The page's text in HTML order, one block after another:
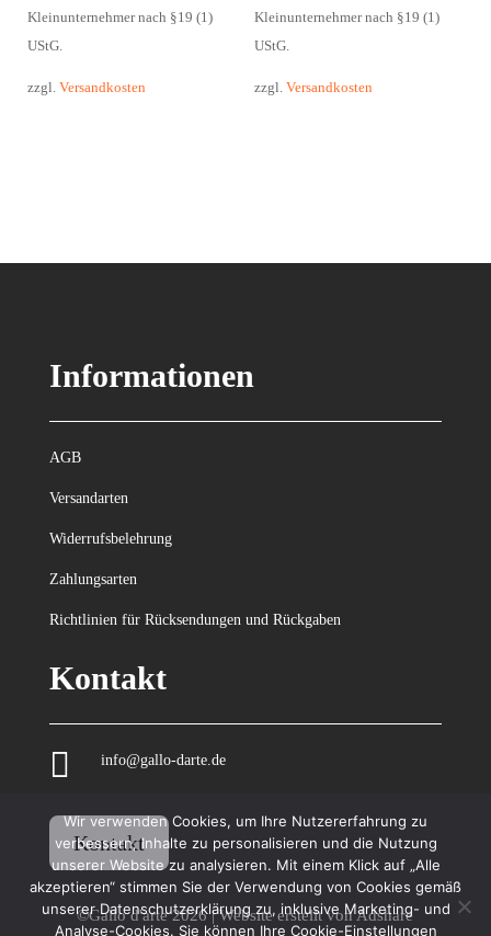
Kleinunternehmer nach §19 (1)
UStG.
zzgl. Versandkosten
Kleinunternehmer nach §19 (1)
UStG.
zzgl. Versandkosten
Informationen
AGB
Versandarten
Widerrufsbelehrung
Zahlungsarten
Richtlinien für Rücksendungen und Rückgaben
Kontakt
 info@gallo-darte.de
Kontakt
©Gallo d'arte 2026 | Website erstellt vonAdshare
Wir verwenden Cookies, um Ihre Nutzererfahrung zu
verbessern, Inhalte zu personalisieren und die Nutzung
unserer Website zu analysieren. Mit einem Klick auf „Alle
akzeptieren“ stimmen Sie der Verwendung von Cookies gemäß
unserer Datenschutzerklärung zu, inklusive Marketing- und
Analyse-Cookies. Sie können Ihre Cookie-Einstellungen